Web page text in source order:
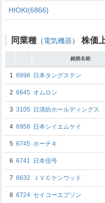
HIOKI(6866)
同業種 （電気機器） 株価
銘柄名称
1 6998 日本タングステン
2 6645 オムロン
3 3105 日清紡ホールディングス
4 6958 日本シイエムケイ
5 6745 ホーチキ
6 6741 日本信号
7 6632 ＪＶＣケンウッド
8 6724 セイコーエプソン